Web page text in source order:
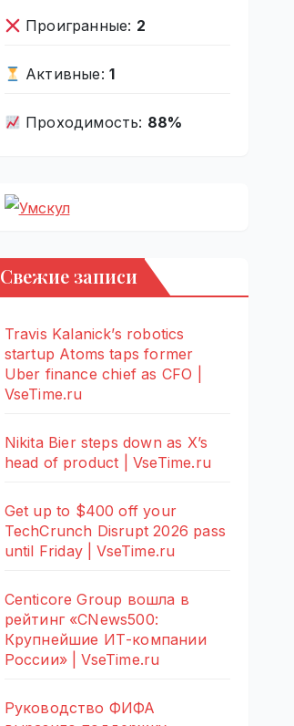
Проигранные: 2
Активные: 1
Проходимость: 88%
Свежие записи
Travis Kalanick’s robotics
startup Atoms taps former
Uber finance chief as CFO |
VseTime.ru
Nikita Bier steps down as X’s
head of product | VseTime.ru
Get up to $400 off your
TechCrunch Disrupt 2026 pass
until Friday | VseTime.ru
Centicore Group вошла в
рейтинг «CNews500:
Крупнейшие ИТ-компании
России» | VseTime.ru
Руководство ФИФА